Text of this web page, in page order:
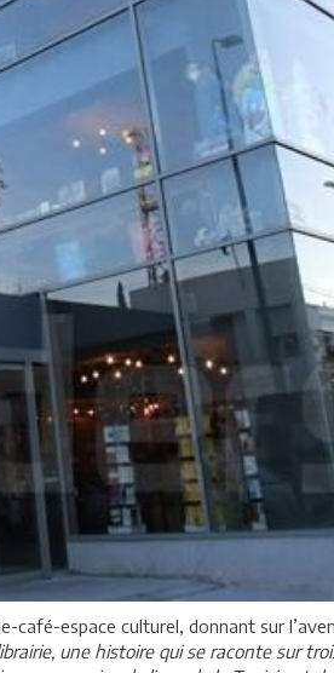
espace culturel, donnant sur
une histoire qui se raconte sur